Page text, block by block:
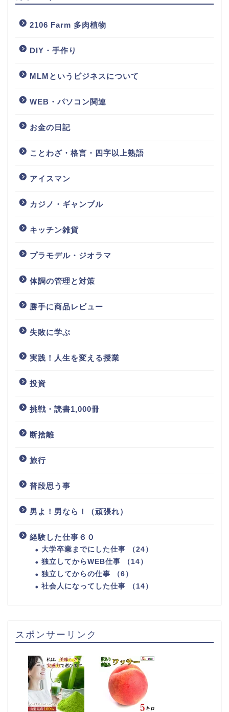
2106 Farm 多肉植物
DIY・手作り
MLMというビジネスについて
WEB・パソコン関連
お金の日記
ことわざ・格言・四字以上熟語
アイスマン
カジノ・ギャンブル
キッチン雑貨
プラモデル・ジオラマ
体調の管理と対策
勝手に商品レビュー
失敗に学ぶ
実践！人生を変える授業
投資
挑戦・読書1,000冊
断捨離
旅行
普段思う事
男よ！男なら！（頑張れ）
経験した仕事６０
大学卒業までにした仕事 （24）
独立してからWEB仕事 （14）
独立してからの仕事 （6）
社会人になってした仕事 （14）
スポンサーリンク